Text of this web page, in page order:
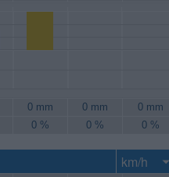
0 mm 0 mm
0 mm
0 % 0 % 0 %